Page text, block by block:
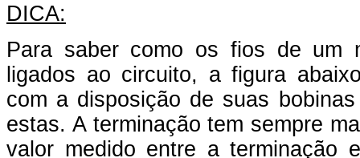
DICA:
Para saber como os fios de um
ligados ao circuito, a figura
com a disposição de suas
estas. A terminação tem sempre
valor medido entre a terminação